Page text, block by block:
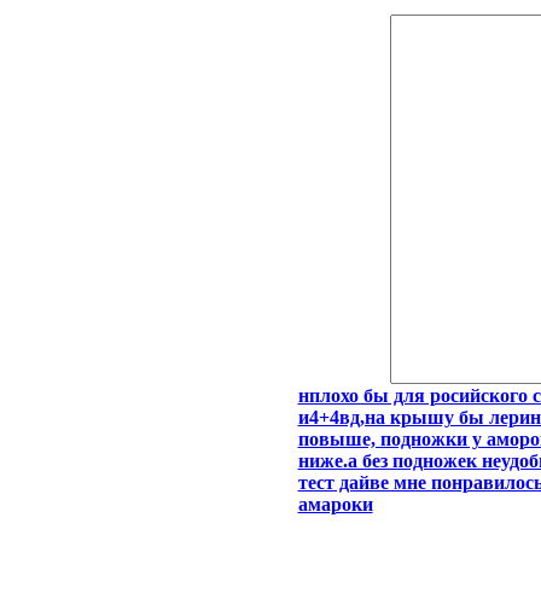
нплохо бы для росийского
и4+4вд,на крышу бы
повыше, подножки у
ниже.а без подножек
тест дайве мне
амароки